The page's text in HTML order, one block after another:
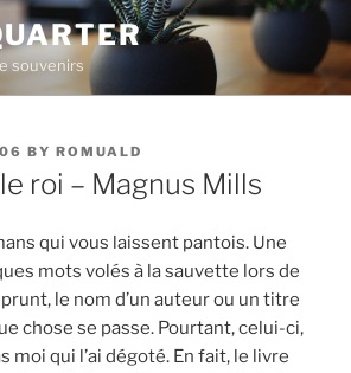
souvenirs
BY ROMUALD
roi – Magnus Mills
qui vous laissent pantois. Une
mots volés à la sauvette lors de
le nom d’un auteur ou un titre
chose se passe. Pourtant, celui-ci,
moi qui l’ai dégoté. En fait, le livre